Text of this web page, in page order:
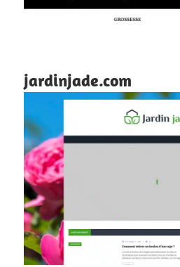
jardinjade.com